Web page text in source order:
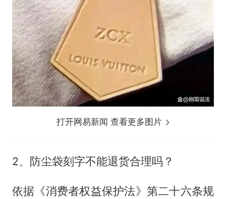
打开网易新闻 查看更多图片
2、防尘袋刻字不能退货合理吗？
依据《消费者权益保护法》第二十六条规